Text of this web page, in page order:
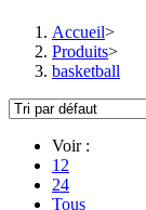
Accueil>
Produits>
basketball
Voir :
12
24
Tous